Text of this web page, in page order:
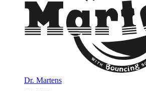
Dr. Martens